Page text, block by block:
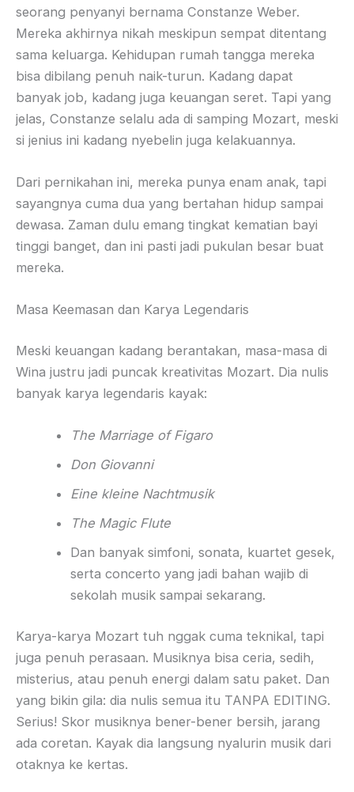
seorang penyanyi bernama Constanze Weber.
Mereka akhirnya nikah meskipun sempat ditentang
sama keluarga. Kehidupan rumah tangga mereka
bisa dibilang penuh naik-turun. Kadang dapat
banyak job, kadang juga keuangan seret. Tapi yang
jelas, Constanze selalu ada di samping Mozart, meski
si jenius ini kadang nyebelin juga kelakuannya.
Dari pernikahan ini, mereka punya enam anak, tapi
sayangnya cuma dua yang bertahan hidup sampai
dewasa. Zaman dulu emang tingkat kematian bayi
tinggi banget, dan ini pasti jadi pukulan besar buat
mereka.
Masa Keemasan dan Karya Legendaris
Meski keuangan kadang berantakan, masa-masa di
Wina justru jadi puncak kreativitas Mozart. Dia nulis
banyak karya legendaris kayak:
The Marriage of Figaro
Don Giovanni
Eine kleine Nachtmusik
The Magic Flute
Dan banyak simfoni, sonata, kuartet gesek,
serta concerto yang jadi bahan wajib di
sekolah musik sampai sekarang.
Karya-karya Mozart tuh nggak cuma teknikal, tapi
juga penuh perasaan. Musiknya bisa ceria, sedih,
misterius, atau penuh energi dalam satu paket. Dan
yang bikin gila: dia nulis semua itu TANPA EDITING.
Serius! Skor musiknya bener-bener bersih, jarang
ada coretan. Kayak dia langsung nyalurin musik dari
otaknya ke kertas.